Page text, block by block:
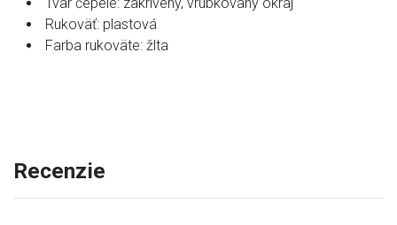
Rukoväť: plastová
Farba rukoväte: žlta
Recenzie